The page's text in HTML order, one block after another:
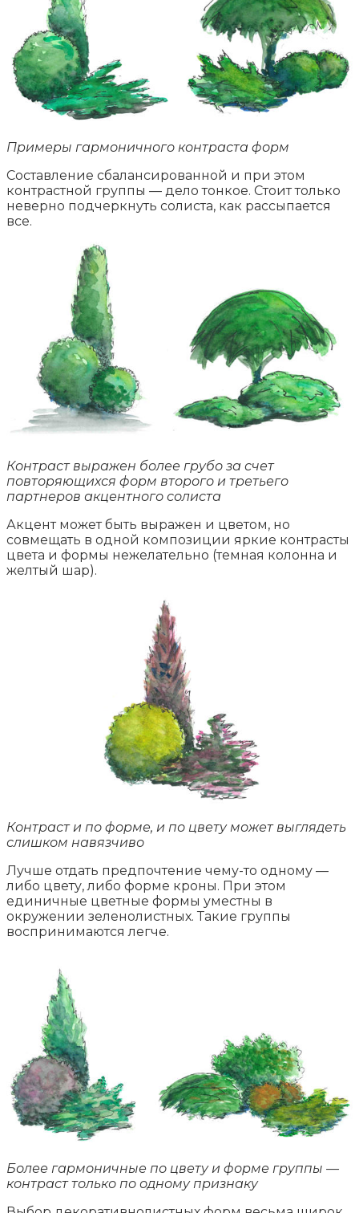
Примеры гармоничного контраста форм
Составление сбалансированной и при этом
контрастной группы — дело тонкое. Стоит только
неверно подчеркнуть солиста, как рассыпается
все.
Контраст выражен более грубо за счет
повторяющихся форм второго и третьего
партнеров акцентного солиста
Акцент может быть выражен и цветом, но
совмещать в одной композиции яркие контрасты
цвета и формы нежелательно (темная колонна и
желтый шар).
Контраст и по форме, и по цвету может выглядеть
слишком навязчиво
Лучше отдать предпочтение чему-то одному —
либо цвету, либо форме кроны. При этом
единичные цветные формы уместны в
окружении зеленолистных. Такие группы
воспринимаются легче.
Более гармоничные по цвету и форме группы —
контраст только по одному признаку